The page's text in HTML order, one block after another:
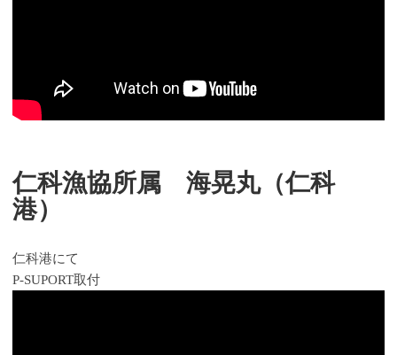
仁科漁協所属 海晃丸（仁科
港）
仁科港にて
P-SUPORT取付